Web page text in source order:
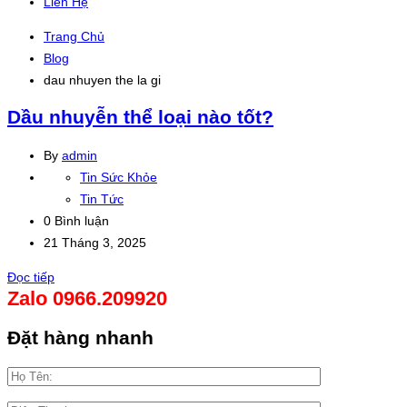
Trang Chủ
Blog
dau nhuyen the la gi
Dầu nhuyễn thể loại nào tốt?
By admin
Tin Sức Khỏe
Tin Tức
0 Bình luận
21 Tháng 3, 2025
Đọc tiếp
Zalo 0966.209920
Đặt hàng nhanh